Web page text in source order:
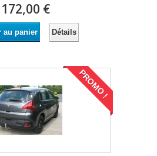
172,00 €
au panier Détails
PROMO !